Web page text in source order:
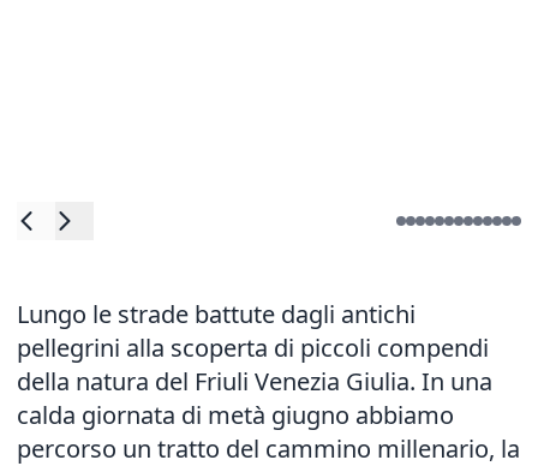
Lungo le strade battute dagli antichi
pellegrini alla scoperta di piccoli compendi
della natura del Friuli Venezia Giulia. In una
calda giornata di metà giugno abbiamo
percorso un tratto del cammino millenario, la